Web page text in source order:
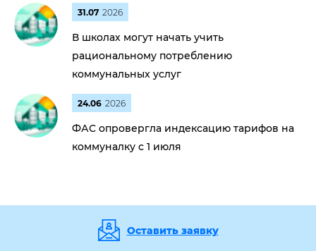
31.07 2026
В школах могут начать учить
рациональному потреблению
коммунальных услуг
24.06 2026
ФАС опровергла индексацию тарифов на
коммуналку с 1 июля
Оставить заявку